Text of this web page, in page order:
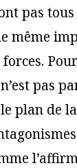
pas
même
pas
plan de